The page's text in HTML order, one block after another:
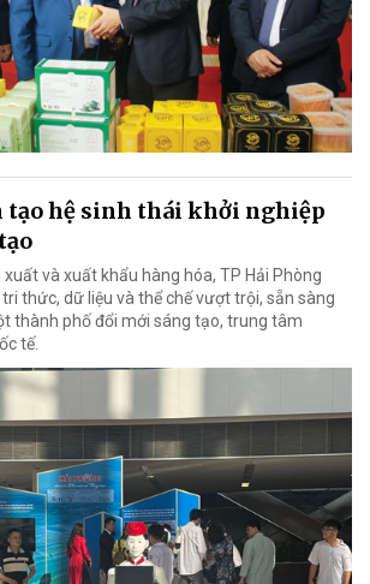
tạo hệ sinh thái khởi nghiệp
và xuất khẩu hàng hóa, TP Hải Phòng
thức, dữ liệu và thể chế vượt trội, sẵn sàng
thành phố đổi mới sáng tạo, trung tâm
tế.